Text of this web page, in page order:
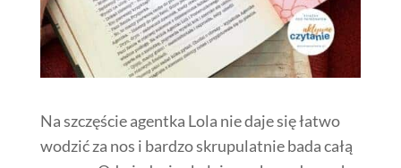
Na szczęście agentka Lola nie daje się łatwo
wodzić za nos i bardzo skrupulatnie bada całą